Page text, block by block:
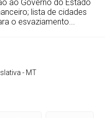
ao Governo do Estado
lista de cidades
o esvaziamento...
- MT